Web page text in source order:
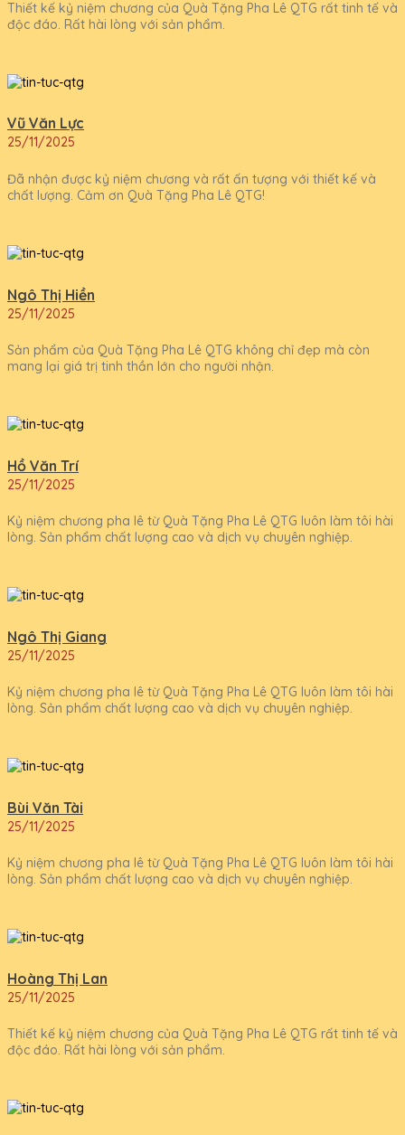
Thiết kế kỷ niệm chương của Quà Tặng Pha Lê QTG rất tinh tế và
độc đáo. Rất hài lòng với sản phẩm.
Vũ Văn Lực
25/11/2025
Đã nhận được kỷ niệm chương và rất ấn tượng với thiết kế và
chất lượng. Cảm ơn Quà Tặng Pha Lê QTG!
Ngô Thị Hiền
25/11/2025
Sản phẩm của Quà Tặng Pha Lê QTG không chỉ đẹp mà còn
mang lại giá trị tinh thần lớn cho người nhận.
Hồ Văn Trí
25/11/2025
Kỷ niệm chương pha lê từ Quà Tặng Pha Lê QTG luôn làm tôi hài
lòng. Sản phẩm chất lượng cao và dịch vụ chuyên nghiệp.
Ngô Thị Giang
25/11/2025
Kỷ niệm chương pha lê từ Quà Tặng Pha Lê QTG luôn làm tôi hài
lòng. Sản phẩm chất lượng cao và dịch vụ chuyên nghiệp.
Bùi Văn Tài
25/11/2025
Kỷ niệm chương pha lê từ Quà Tặng Pha Lê QTG luôn làm tôi hài
lòng. Sản phẩm chất lượng cao và dịch vụ chuyên nghiệp.
Hoàng Thị Lan
25/11/2025
Thiết kế kỷ niệm chương của Quà Tặng Pha Lê QTG rất tinh tế và
độc đáo. Rất hài lòng với sản phẩm.